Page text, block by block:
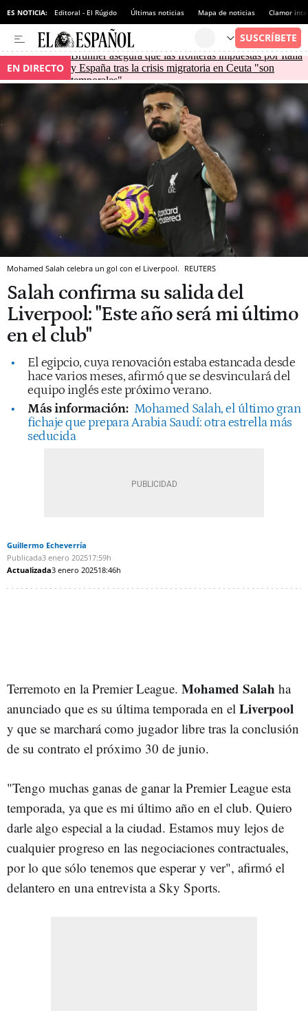
ES NOTICIA: Editoral - El Rúgido Últimas noticias Mapa de noticias Clamor
EN DIRECTO
Brunner asegura que las fronteras impuestas por Italia
y España tras la crisis migratoria en Ceuta "son
temporales"
Mohamed Salah celebra un gol con el Liverpool. REUTERS
Salah confirma su salida del
Liverpool: "Este año será mi último
en el club"
El egipcio, cuya renovación estaba estancada desde
hace varios meses, afirmó que se desvinculará del
equipo inglés este próximo verano.
Más información: Mohamed Salah, el último gran
fichaje que prepara Arabia Saudí: otra estrella más
seducida
Guillermo Echeverría
Publicada3 enero 202517:59h
Actualizada3 enero 202518:46h
Terremoto en la Premier League. Mohamed Salah ha
anunciado que es su última temporada en el Liverpool
y que se marchará como jugador libre tras la conclusión
de su contrato el próximo 30 de junio.
"Tengo muchas ganas de ganar la Premier League esta
temporada, ya que es mi último año en el club. Quiero
darle algo especial a la ciudad. Estamos muy lejos de
cualquier progreso en las negociaciones contractuales,
por lo que sólo tenemos que esperar y ver", afirmó el
delantero en una entrevista a Sky Sports.